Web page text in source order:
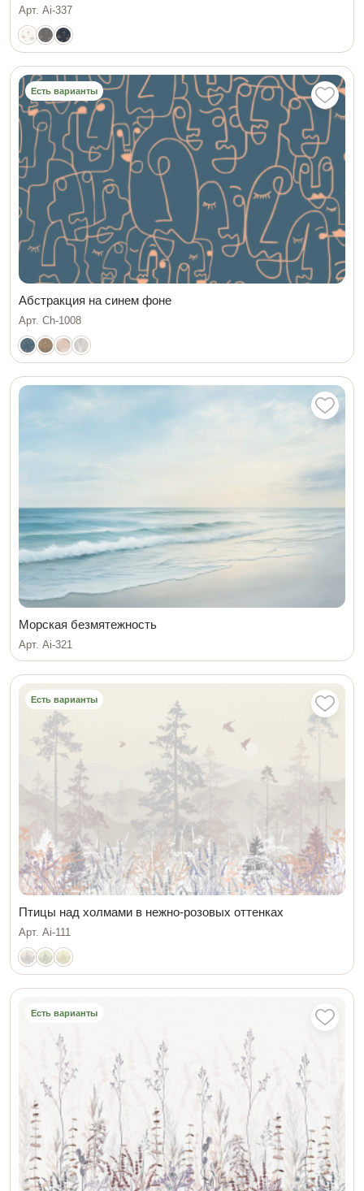
Арт. Ai-337
Есть варианты
Абстракция на синем фоне
Арт. Ch-1008
Морская безмятежность
Арт. Ai-321
Есть варианты
Птицы над холмами в нежно-розовых оттенках
Арт. Ai-111
Есть варианты